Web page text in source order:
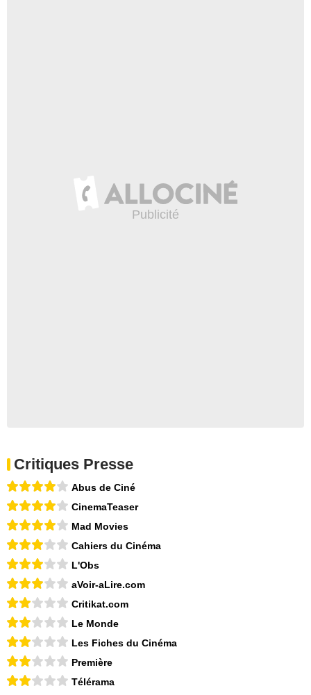
Critiques Presse
Abus de Ciné
CinemaTeaser
Mad Movies
Cahiers du Cinéma
L'Obs
aVoir-aLire.com
Critikat.com
Le Monde
Les Fiches du Cinéma
Première
Télérama